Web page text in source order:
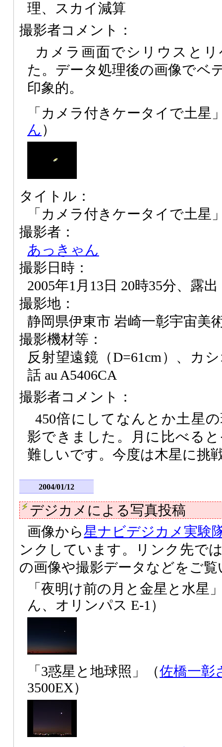
理、スカイ減算
撮影者コメント：
カメラ画面でシリウスと
た。データ処理後の画像でベ
印象的。
「カメラ付きケータイで土星
ん ）
タイトル：
「カメラ付きケータイで土星
撮影者：
あっきゃん
撮影日時：
2005年1月13日 20時35分、露出
撮影地：
静岡県伊東市 岩崎一彰宇宙美
撮影機材等：
反射望遠鏡（D=61cm）、カ
話 au A5406CA
撮影者コメント：
450倍にしてなんとか土星
影できました。月に比べる
難しいです。今度は木星に挑
2004/01/12
デジカメによる写真投稿
画像から星ナビデジカメ実験
ンクしています。リンク先で
の画像や撮影データなどをご
「夜明け前の月と金星と水星
ん、オリンパス E-1）
「3惑星と地球照」（佐橋一彰
3500EX）